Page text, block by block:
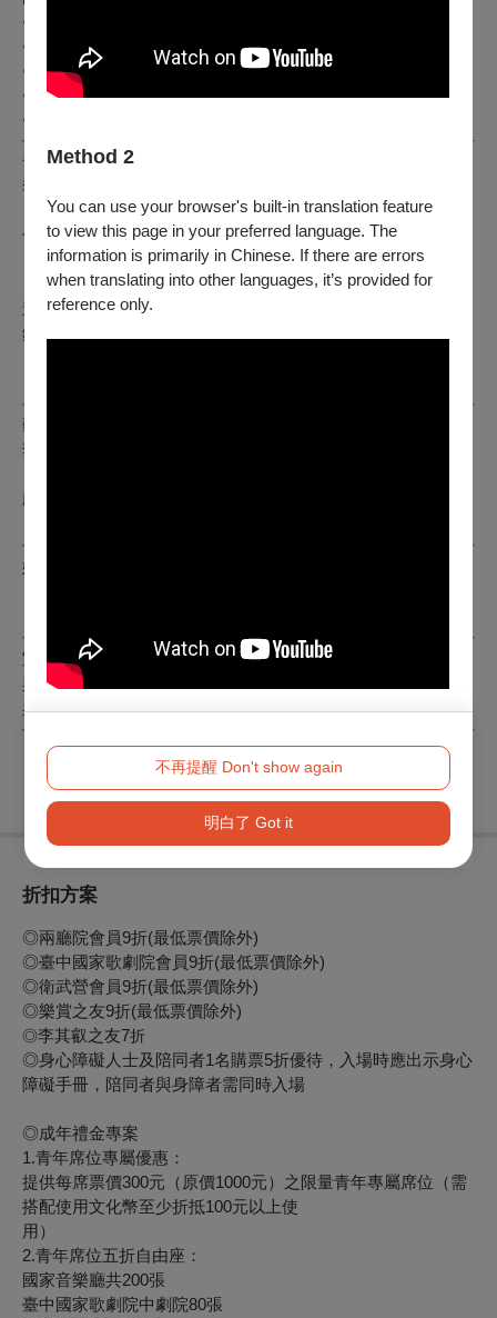
Method 2
You can use your browser's built-in translation feature
to view this page in your preferred language. The
information is primarily in Chinese. If there are errors
when translating into other languages, it’s provided for
reference only.
不再提醒 Don't show again
明白了 Got it
●
●
德國西德廣播電台（WDR）古典音樂大獎
●英國 YPN 鋼琴大賽 – 首獎
●杜賽道夫國際舒曼鋼琴大賽– 第三名
●
音樂會與藝術節演出
李其叡曾於歐洲與亞洲多個音樂廳舉行獨奏與室內樂音樂會：
臺北國家音樂廳、臺中國家歌劇院、高雄衛武營國家藝術文
化中心
深圳、武漢琴台音樂廳、香港文化中心
阿姆斯特丹、布倫瑞克、法蘭克福、漢諾威、呂訥堡、林
道、梅明根
鋼琴獨奏會紀錄：
藝術跨界與創新計畫
李其叡探索鋼琴與跨界創作，拓展音樂表現可能性：
劇、舞蹈與服裝
媒體與公眾曝光
室內樂與合作
與大提琴家 Jan Vogler 於 Schloss Neuhardenberg 演出
與大提琴家 Daniel Müller-Schott 於 Schloss Elmau 演出
折扣方案
◎兩廳院會員9折(最低票價除外)
◎臺中國家歌劇院會員9折(最低票價除外)
◎衛武營會員9折(最低票價除外)
◎樂賞之友9折(最低票價除外)
◎李其叡之友7折
◎身心障礙人士及陪同者1名購票5折優待，入場時應出示身心
障礙手冊，陪同者與身障者需同時入場
◎成年禮金專案
1.青年席位專屬優惠：
提供每席票價300元（原價1000元）之限量青年專屬席位（需
搭配使用文化幣至少折抵100元以上使
用）
2.青年席位五折自由座：
國家音樂廳共200張
臺中國家歌劇院中劇院80張